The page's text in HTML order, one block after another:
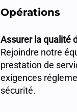
Opérations
Assurer la qualité
Rejoindre notre
prestation de
exigences
sécurité.